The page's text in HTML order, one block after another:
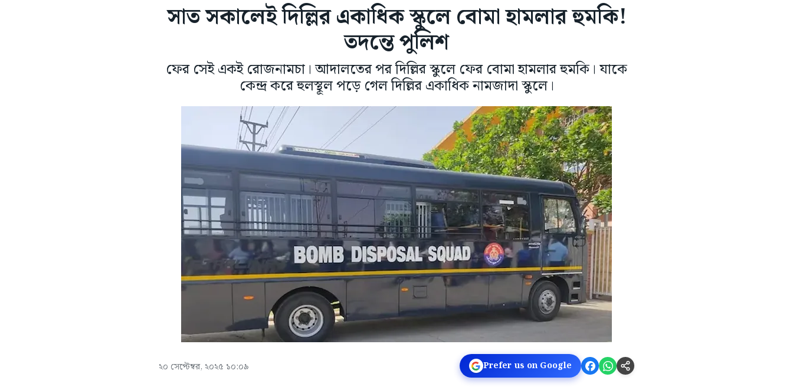
সাত সকালেই দিল্লির একাধিক স্কুলে বোমা হামলার হুমকি!
তদন্তে পুলিশ
ফের সেই একই রোজনামচা। আদালতের পর দিল্লির স্কুলে ফের বোমা হামলার হুমকি। যাকে
কেন্দ্র করে হুলস্থূল পড়ে গেল দিল্লির একাধিক নামজাদা স্কুলে।
২০ সেপ্টেম্বর, ২০২৫ ১০:০৯ Prefer us on Google